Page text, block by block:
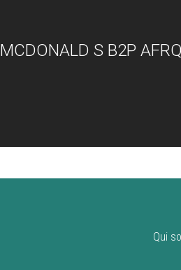
MCDONALD S B2P
Qui